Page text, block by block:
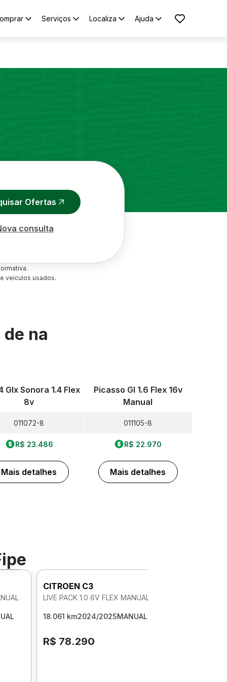
Serviços Localiza Ajuda
Ofertas
consulta
veículos usados.
de na
Glx Sonora 1.4 Flex
8v
011072-8
R$ 23.486
Mais detalhes
Picasso Gl 1.6 Flex 16v
Manual
011105-8
R$ 22.970
Mais detalhes
360º
CITROEN C3
LIVE PACK 1.0 6V FLEX MANUAL
18.061 km2024/2025MANUAL
R$ 78.290